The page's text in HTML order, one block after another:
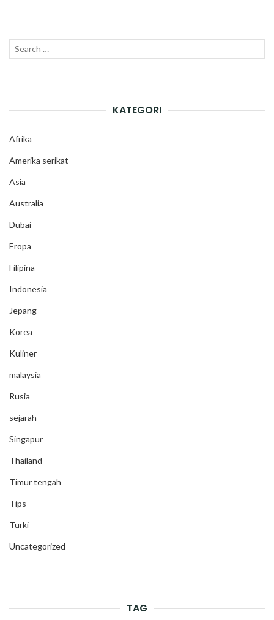
Search
KATEGORI
Afrika
Amerika serikat
Asia
Australia
Dubai
Eropa
Filipina
Indonesia
Jepang
Korea
Kuliner
malaysia
Rusia
sejarah
Singapur
Thailand
Timur tengah
Tips
Turki
Uncategorized
TAG